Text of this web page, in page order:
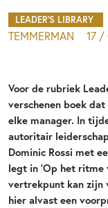
LEADER'S LIBRARY
TEMMERMAN
17 /
Voor de rubriek
verschenen boek
elke manager. In
autoritair
Dominic Rossi met
legt in ‘Op het ritme
vertrekpunt kan zijn
hier alvast een